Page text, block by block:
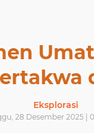
Eksplorasi
28 Desember 2025 |